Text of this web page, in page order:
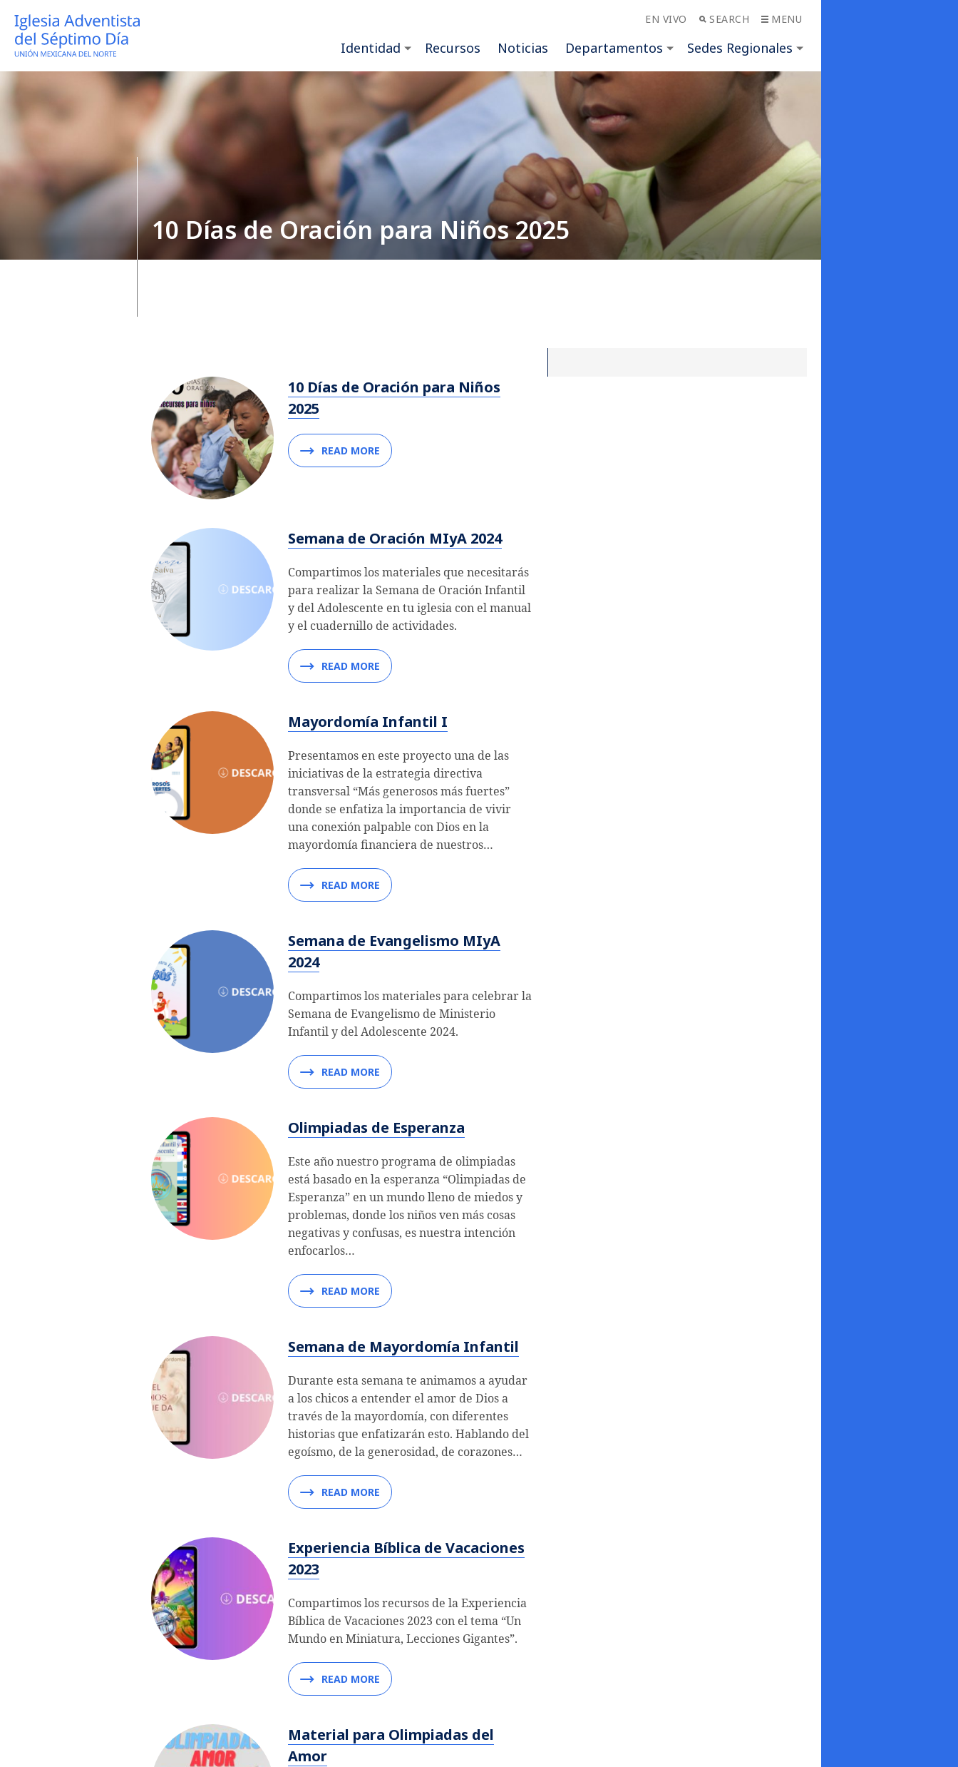
EN VIVO SEARCH MENU
Identidad Recursos Noticias Departamentos Sedes Regionales
10 Días de Oración para Niños 2025
10 Días de Oración para Niños
2025
READ MORE
Semana de Oración MIyA 2024
Compartimos los materiales que necesitarás
para realizar la Semana de Oración Infantil
y del Adolescente en tu iglesia con el manual
y el cuadernillo de actividades.
READ MORE
Mayordomía Infantil I
Presentamos en este proyecto una de las
iniciativas de la estrategia directiva
transversal “Más generosos más fuertes”
donde se enfatiza la importancia de vivir
una conexión palpable con Dios en la
mayordomía financiera de nuestros…
READ MORE
Semana de Evangelismo MIyA
2024
Compartimos los materiales para celebrar la
Semana de Evangelismo de Ministerio
Infantil y del Adolescente 2024.
READ MORE
Olimpiadas de Esperanza
Este año nuestro programa de olimpiadas
está basado en la esperanza “Olimpiadas de
Esperanza” en un mundo lleno de miedos y
problemas, donde los niños ven más cosas
negativas y confusas, es nuestra intención
enfocarlos…
READ MORE
Semana de Mayordomía Infantil
Durante esta semana te animamos a ayudar
a los chicos a entender el amor de Dios a
través de la mayordomía, con diferentes
historias que enfatizarán esto. Hablando del
egoísmo, de la generosidad, de corazones…
READ MORE
Experiencia Bíblica de Vacaciones
2023
Compartimos los recursos de la Experiencia
Bíblica de Vacaciones 2023 con el tema “Un
Mundo en Miniatura, Lecciones Gigantes”.
READ MORE
Material para Olimpiadas del
Amor